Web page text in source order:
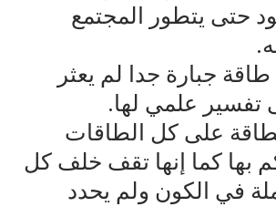
حتى يتطور المجتمع
جبارة جدا لم يعثر
تفسير علمي لها.
على كل الطاقات
بها كما إنها تقف خلف كل
في الكون ولم يحدد